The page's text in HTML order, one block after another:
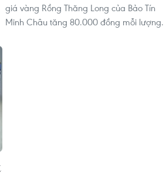
giá vàng Rồng Thăng Long của Bảo Tín
Minh Châu tăng 80.000 đồng mỗi lượng.